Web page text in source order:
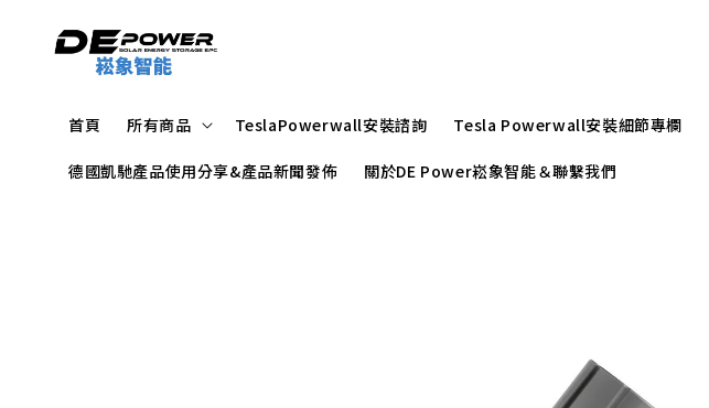
首頁 所有商品 TeslaPowerwall安裝諮詢 Tesla Powerwall安裝細節專欄
德國凱馳產品使用分享&產品新聞發佈 關於DE Power崧象智能＆聯繫我們